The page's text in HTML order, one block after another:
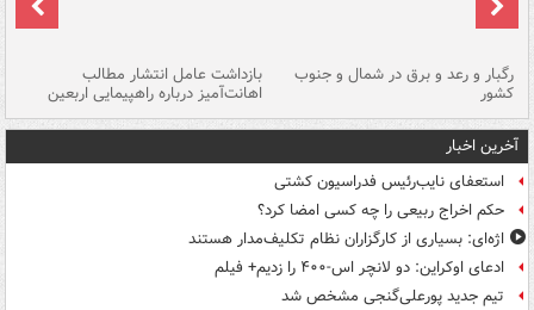
رگبار و رعد و برق در شمال و جنوب
کشور
بازداشت عامل انتشار مطالب
اهانت‌آمیز درباره راهپیمایی اربعین
آخرین اخبار
استعفای نایب‌رئیس فدراسیون کشتی
حکم اخراج ربیعی را چه کسی امضا کرد؟
اژه‌ای: بسیاری از کارگزاران نظام تکلیف‌مدار هستند
ادعای اوکراین: دو لانچر اس-۴۰۰ را زدیم+ فیلم
تیم جدید پورعلی‌گنجی مشخص شد